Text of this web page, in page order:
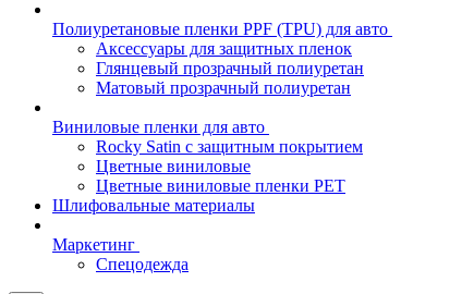
Полиуретановые пленки PPF (TPU) для авто
Аксессуары для защитных пленок
Глянцевый прозрачный полиуретан
Матовый прозрачный полиуретан
Виниловые пленки для авто
Rocky Satin с защитным покрытием
Цветные виниловые
Цветные виниловые пленки PET
Шлифовальные материалы
Маркетинг
Спецодежда